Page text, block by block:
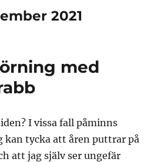
2021
med
I vissa fall påminns
kan tycka att åren puttrar på
att jag själv ser ungefär